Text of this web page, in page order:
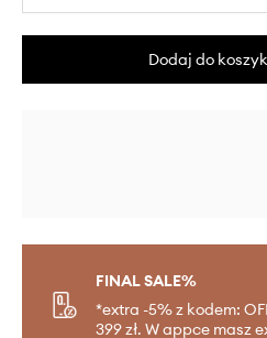
Dodaj do
FINAL SALE%
*extra -5% z kodem:
399 zł. W appce masz